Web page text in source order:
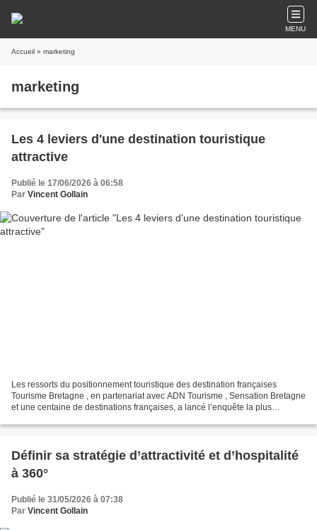
MENU
Accueil » marketing
marketing
Les 4 leviers d'une destination touristique
attractive
Publié le 17/06/2026 à 06:58
Par Vincent Gollain
Les ressorts du positionnement touristique des destination françaises
Tourisme Bretagne , en partenariat avec ADN Tourisme , Sensation Bretagne
et une centaine de destinations françaises, a lancé l’enquête la plus
Définir sa stratégie d’attractivité et d’hospitalité
à 360°
Publié le 31/05/2026 à 07:38
Par Vincent Gollain